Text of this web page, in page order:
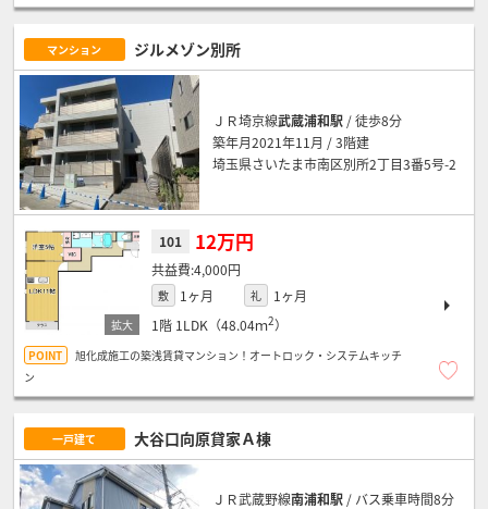
マンション ジルメゾン別所
ＪＲ埼京線武蔵浦和駅 / 徒歩8分
築年月2021年11月 / 3階建
埼玉県さいたま市南区別所2丁目3番5号-2
101 12万円
4,000円
敷 1ヶ月 礼
1ヶ月
1階 1LDK（48.04ｍ2）
旭化成施工の築浅賃貸マンション！オートロック・システムキッチ
ン
一戸建て 大谷口向原貸家Ａ棟
ＪＲ武蔵野線南浦和駅 / バス乗車時間8分